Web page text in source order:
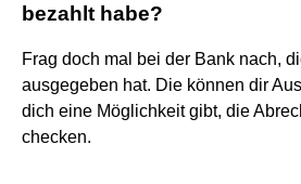
bezahlt habe?
Frag doch mal bei der Bank nach,
ausgegeben hat. Die können dir
dich eine Möglichkeit gibt, die
checken.